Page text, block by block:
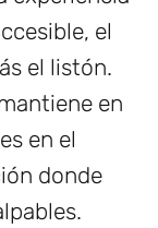
el
el listón.
en
en el
donde